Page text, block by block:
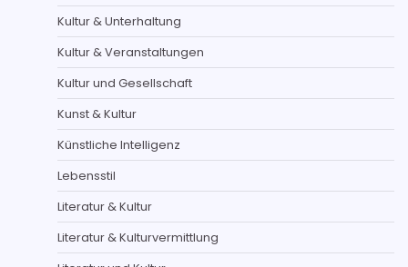
Kultur & Unterhaltung
Kultur & Veranstaltungen
Kultur und Gesellschaft
Kunst & Kultur
Künstliche Intelligenz
Lebensstil
Literatur & Kultur
Literatur & Kulturvermittlung